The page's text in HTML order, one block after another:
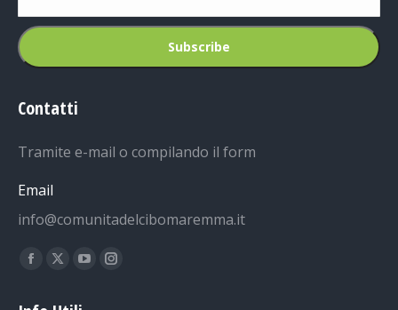
Contatti
Tramite e-mail o compilando il form
Email
info@comunitadelcibomaremma.it
Ci puoi trovare su:
Facebook
X
YouTubeInstagram